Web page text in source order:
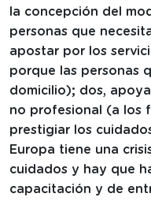
la concepción del
personas que
apostar por los
porque las personas
domicilio); dos,
no profesional (a los
prestigiar los
Europa tiene una
cuidados y hay que
capacitación y de